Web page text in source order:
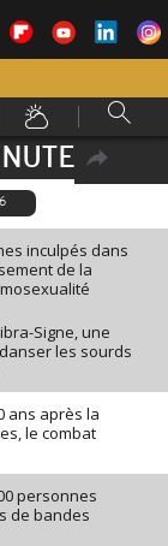
inculpés dans
de la
Signe, une
les sourds
ans après la
le combat
personnes
de bandes